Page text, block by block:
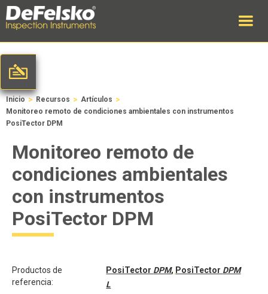
Inicio > Recursos > Artículos >
Monitoreo remoto de condiciones ambientales con instrumentos
PosiTector DPM
Monitoreo remoto de
condiciones ambientales
con instrumentos
PosiTector DPM
Productos de
referencia:
PosiTector DPM, PosiTector DPM
L